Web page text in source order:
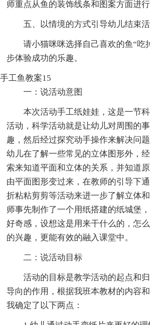
师重点从鱼的装饰线条和图案方面进行
五、以情境的方式引导幼儿结束活
请小猫咪咪选择自己喜欢的鱼“吃
步体验成功的乐趣。
手工鱼教案15
一：说活动意图
本次活动手工纸娃娃，这是一节
活动，科学活动就是让幼儿对周围的
趣，然后经过探究动手操作来解决问
幼儿在了解一些常见的立体图形外，
索来知道平面和立体的关系，并知道
由平面图形变过来，在教师的引导下
折粘粘剪剪等活动来进一步了解立体
师事先制作了一个用纸搭建的纸城堡
好奇感，设想这是用来干什么的，怎
的兴趣，更能有效的融入课堂中。
二：说活动目标
活动的目标是教学活动的起点和
导向的作用，根据我班本教材的内容
我确定了以下两点：